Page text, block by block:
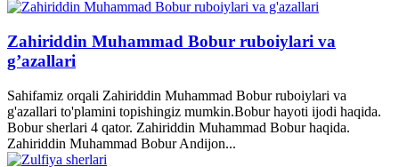
Zahiriddin Muhammad Bobur ruboiylari va
g’azallari
Sahifamiz orqali Zahiriddin Muhammad Bobur ruboiylari va
g'azallari to'plamini topishingiz mumkin.Bobur hayoti ijodi haqida.
Bobur sherlari 4 qator. Zahiriddin Muhammad Bobur haqida.
Zahiriddin Muhammad Bobur Andijon...